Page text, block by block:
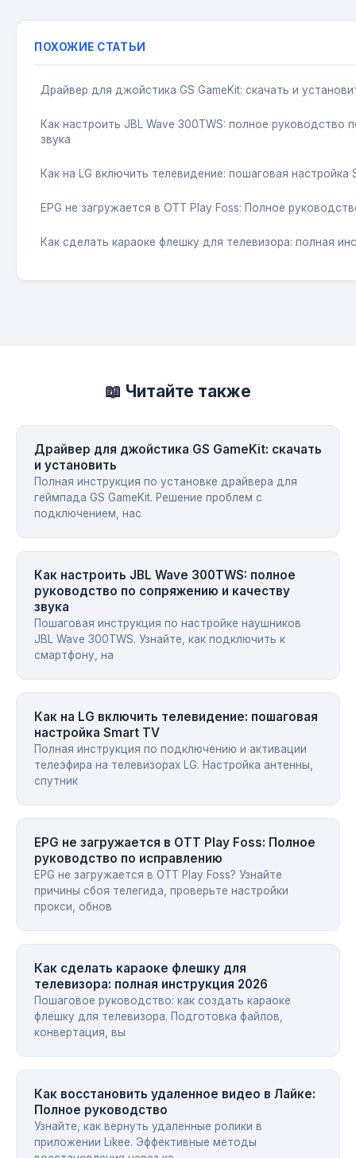
ПОХОЖИЕ СТАТЬИ
Драйвер для джойстика GS GameKit: скачать и
Как настроить JBL Wave 300TWS: полное руководство
звука
Как на LG включить телевидение: пошаговая настройка
EPG не загружается в OTT Play Foss: Полное
Как сделать караоке флешку для телевизора: полная
📖 Читайте также
Драйвер для джойстика GS GameKit: скачать
и установить
Полная инструкция по установке драйвера для
геймпада GS GameKit. Решение проблем с
подключением, нас
Как настроить JBL Wave 300TWS: полное
руководство по сопряжению и качеству
звука
Пошаговая инструкция по настройке наушников
JBL Wave 300TWS. Узнайте, как подключить к
смартфону, на
Как на LG включить телевидение: пошаговая
настройка Smart TV
Полная инструкция по подключению и активации
телеэфира на телевизорах LG. Настройка антенны,
спутник
EPG не загружается в OTT Play Foss: Полное
руководство по исправлению
EPG не загружается в OTT Play Foss? Узнайте
причины сбоя телегида, проверьте настройки
прокси, обнов
Как сделать караоке флешку для
телевизора: полная инструкция 2026
Пошаговое руководство: как создать караоке
флешку для телевизора. Подготовка файлов,
конвертация, вы
Как восстановить удаленное видео в Лайке:
Полное руководство
Узнайте, как вернуть удаленные ролики в
приложении Likee. Эффективные методы